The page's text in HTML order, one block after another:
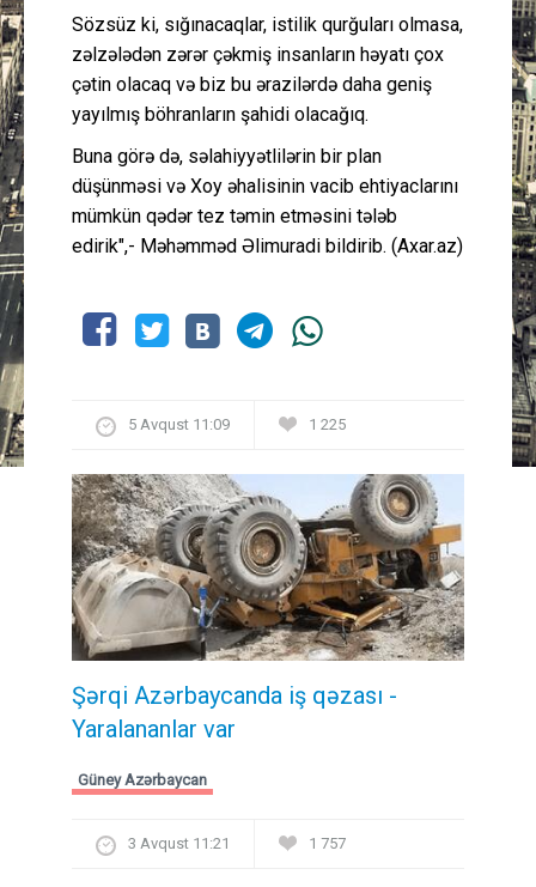
Sözsüz ki, sığınacaqlar, istilik qurğuları olmasa,
zəlzələdən zərər çəkmiş insanların həyatı çox
çətin olacaq və biz bu ərazilərdə daha geniş
yayılmış böhranların şahidi olacağıq.
Buna görə də, səlahiyyətlilərin bir plan
düşünməsi və Xoy əhalisinin vacib ehtiyaclarını
mümkün qədər tez təmin etməsini tələb
edirik",- Məhəmməd Əlimuradi bildirib. (Axar.az)
5 Avqust 11:09 1 225
Şərqi Azərbaycanda iş qəzası -
Yaralananlar var
Güney Azərbaycan
3 Avqust 11:21 1 757